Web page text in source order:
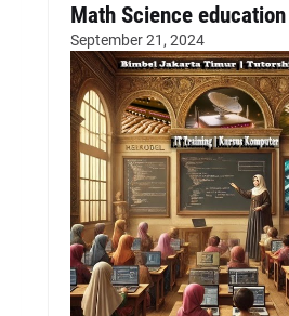
Math Science education
September 21, 2024